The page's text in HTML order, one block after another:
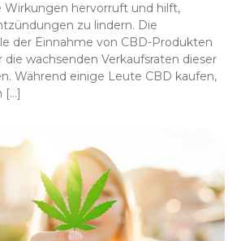
Wirkungen hervorruft und hilft,
zu lindern. Die
der Einnahme von CBD-Produkten
die wachsenden Verkaufsraten dieser
Während einige Leute CBD kaufen,
[…]